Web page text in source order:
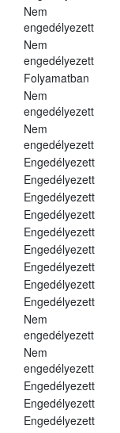
Nem
engedélyezett
Nem
engedélyezett
Folyamatban
Nem
engedélyezett
Nem
engedélyezett
Engedélyezett
Engedélyezett
Engedélyezett
Engedélyezett
Engedélyezett
Engedélyezett
Engedélyezett
Engedélyezett
Engedélyezett
Nem
engedélyezett
Nem
engedélyezett
Engedélyezett
Engedélyezett
Engedélyezett